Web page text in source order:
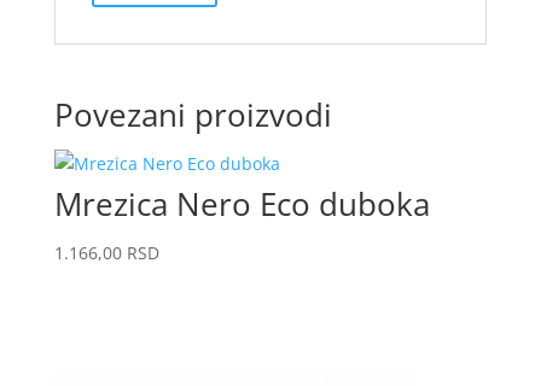
Povezani proizvodi
Mrezica Nero Eco duboka
1.166,00RSD